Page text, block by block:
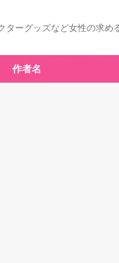
ターグッズなど女性の求め
作者名